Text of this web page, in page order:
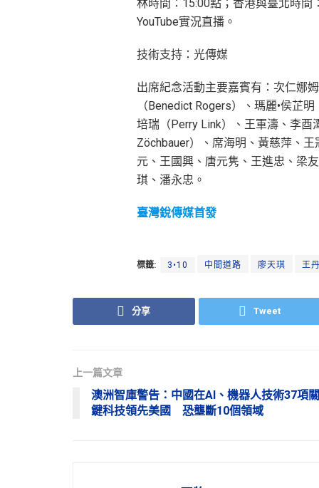
林時間：15:00點；香港與臺北時間
YouTube實況直播。
技術支持：光傳媒
出席紀念活動主要嘉賓有：次仁娜
（Benedict Rogers）、瑪麗•侯芷
培瑞（Perry Link）、王軍濤、李酉
Zöchbauer）、席海明、黃慈萍、
元、王國興、唐元隽、王進忠、梁
琪、潘永忠。
臺灣銳傳媒首發
標籤: 3•10 中間道路 廖天琪 王
分享 Tweet
上一篇文章
澳洲智庫警告：中國在AI、機器人技術37項關
鍵科技領先美國 恐壟斷10個領域